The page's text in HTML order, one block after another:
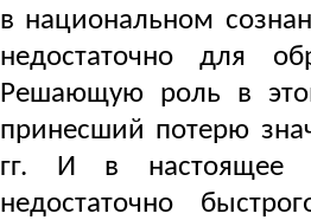
в национальном
недостаточно для
Решающую роль в
принесший потерю
гг. И в настоящее
недостаточно